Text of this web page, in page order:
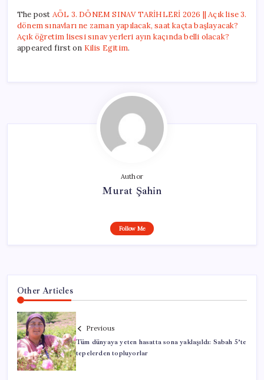
The post AÖL 3. DÖNEM SINAV TARİHLERİ 2026 || Açık lise 3.
dönem sınavları ne zaman yapılacak, saat kaçta başlayacak?
Açık öğretim lisesi sınav yerleri ayın kaçında belli olacak?
appeared first on Kilis Egitim.
Author
Murat Şahin
Follow Me
Other Articles
Previous
Tüm dünyaya yeten hasatta sona yaklaşıldı: Sabah 5’te
tepelerden topluyorlar